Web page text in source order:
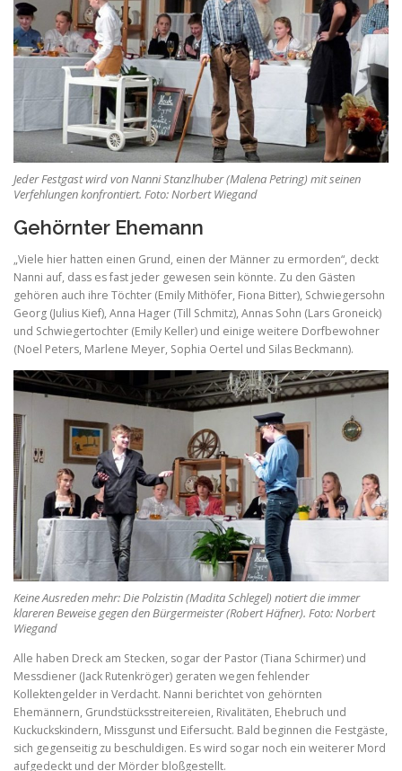
Jeder Festgast wird von Nanni Stanzlhuber (Malena Petring) mit seinen
Verfehlungen konfrontiert. Foto: Norbert Wiegand
Gehörnter Ehemann
„Viele hier hatten einen Grund, einen der Männer zu ermorden“, deckt
Nanni auf, dass es fast jeder gewesen sein könnte. Zu den Gästen
gehören auch ihre Töchter (Emily Mithöfer, Fiona Bitter), Schwiegersohn
Georg (Julius Kief), Anna Hager (Till Schmitz), Annas Sohn (Lars Groneick)
und Schwiegertochter (Emily Keller) und einige weitere Dorfbewohner
(Noel Peters, Marlene Meyer, Sophia Oertel und Silas Beckmann).
Keine Ausreden mehr: Die Polzistin (Madita Schlegel) notiert die immer
klareren Beweise gegen den Bürgermeister (Robert Häfner). Foto: Norbert
Wiegand
Alle haben Dreck am Stecken, sogar der Pastor (Tiana Schirmer) und
Messdiener (Jack Rutenkröger) geraten wegen fehlender
Kollektengelder in Verdacht. Nanni berichtet von gehörnten
Ehemännern, Grundstücksstreitereien, Rivalitäten, Ehebruch und
Kuckuckskindern, Missgunst und Eifersucht. Bald beginnen die Festgäste,
sich gegenseitig zu beschuldigen. Es wird sogar noch ein weiterer Mord
aufgedeckt und der Mörder bloßgestellt.